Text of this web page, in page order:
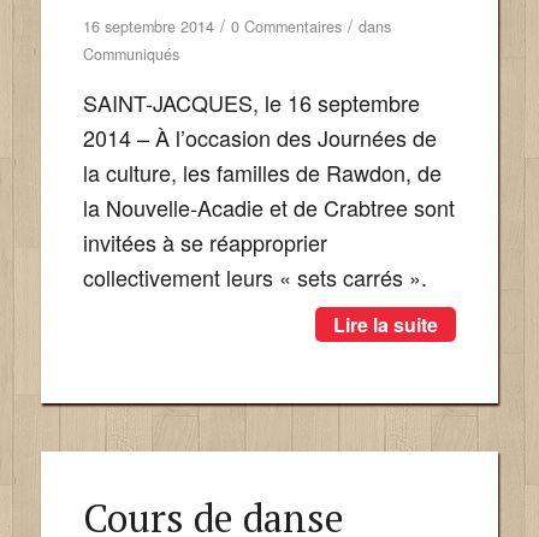
16 septembre 2014 / 0 Commentaires / dans
Communiqués
SAINT-JACQUES, le 16 septembre
2014 – À l’occasion des Journées de
la culture, les familles de Rawdon, de
la Nouvelle-Acadie et de Crabtree sont
invitées à se réapproprier
collectivement leurs « sets carrés ».
Lire la suite
Cours de danse